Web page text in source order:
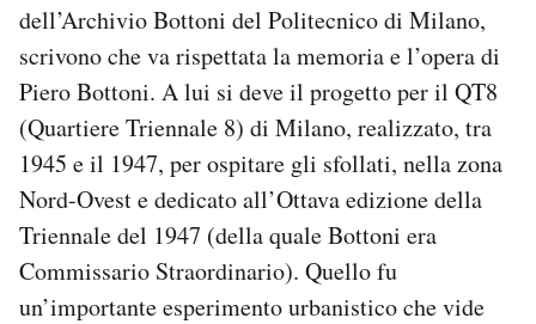
dell’Archivio Bottoni del Politecnico di Milano,
scrivono che va rispettata la memoria e l’opera di
Piero Bottoni. A lui si deve il progetto per il QT8
(Quartiere Triennale 8) di Milano, realizzato, tra
1945 e il 1947, per ospitare gli sfollati, nella zona
Nord-Ovest e dedicato all’Ottava edizione della
Triennale del 1947 (della quale Bottoni era
Commissario Straordinario). Quello fu
un’importante esperimento urbanistico che vide